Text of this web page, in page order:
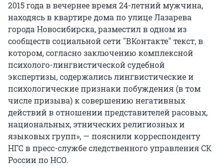
2015 года в вечернее время 24-летний мужчина,
находясь в квартире дома по улице Лазарева
города Новосибирска, разместил в одном из
сообществ социальной сети "ВКонтакте" текст, в
котором, согласно заключению комплексной
психолого-лингвистической судебной
экспертизы, содержались лингвистические и
психологические признаки побуждения (в том
числе призыва) к совершению негативных
действий в отношении представителей расовых,
национальных, этнических религиозных и
языковых групп», — пояснили корреспонденту
НГС в пресс-службе следственного управления СК
России по НСО.